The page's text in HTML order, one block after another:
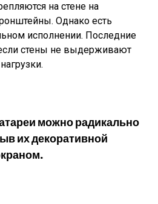
на стене на
Однако есть
исполнении. Последние
стены не выдерживают
можно радикально
их декоративной